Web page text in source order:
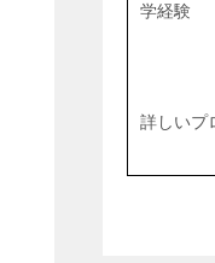
学経験
詳しいプ